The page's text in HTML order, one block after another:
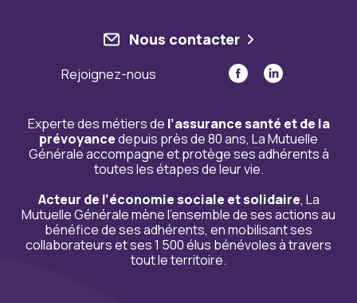
Nous contacter
Rejoignez-nous
Experte des métiers de l’assurance santé et de la
prévoyancedepuis près de 80 ans, La Mutuelle
Générale accompagne et protège ses adhérents à
toutes les étapes de leur vie.
Acteur de l’économie sociale et solidaire, La
Mutuelle Générale mène l’ensemble de ses actions au
bénéfice de ses adhérents, en mobilisant ses
collaborateurs et ses 1 500 élus bénévoles à travers
tout le territoire.